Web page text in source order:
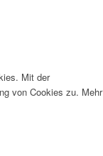
Mit der
von Cookies zu. Mehr